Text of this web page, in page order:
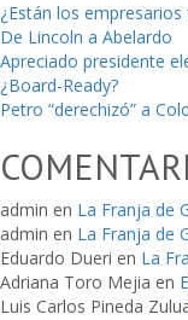
¿Están los
De Lincoln a Abelardo
Apreciado presidente
¿Board-Ready?
Petro “derechizó” a
admin en La Franja de
admin en La Franja de
Eduardo Dueri en La
Adriana Toro Mejia en
Luis Carlos Pineda